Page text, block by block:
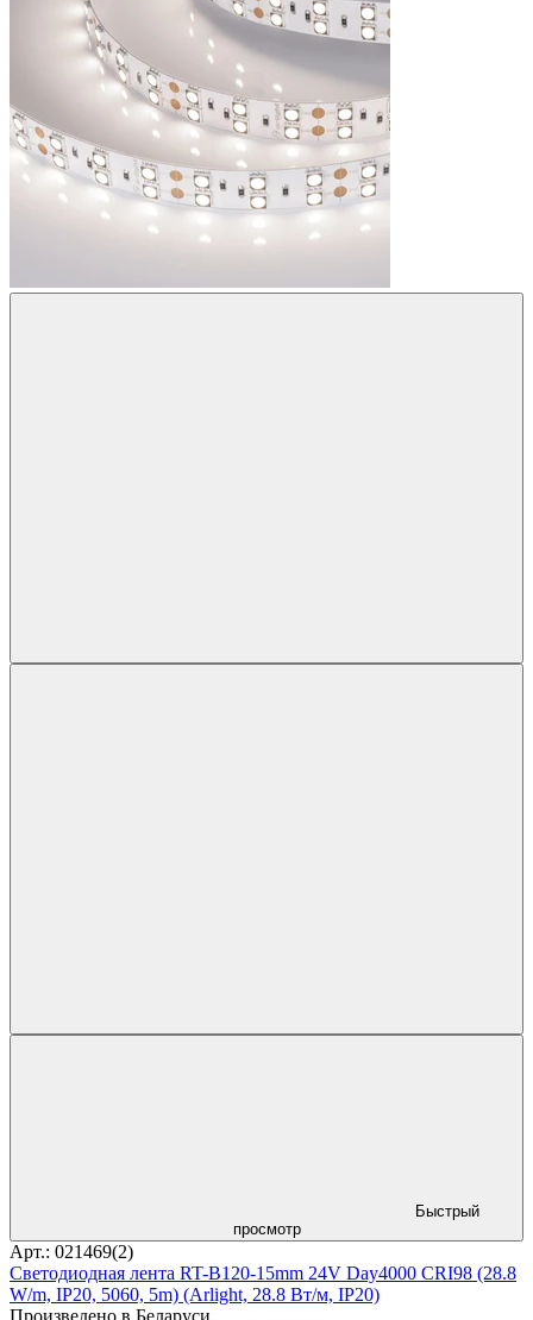
Быстрый
просмотр
Арт.: 021469(2)
Светодиодная лента RT-B120-15mm 24V Day4000 CRI98 (28.8
W/m, IP20, 5060, 5m) (Arlight, 28.8 Вт/м, IP20)
Произведено в Беларуси